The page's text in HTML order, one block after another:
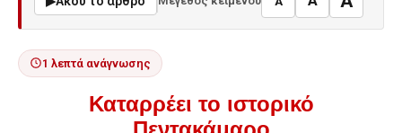
1 λεπτά ανάγνωσης
Καταρρέει το ιστορικό